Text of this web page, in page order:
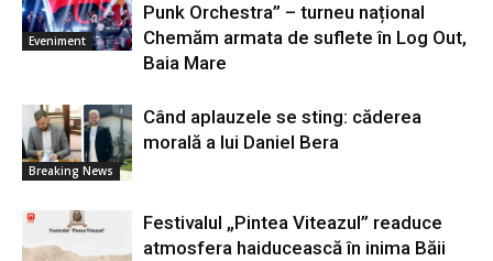
Eveniment
Punk Orchestra” – turneu național
Chemăm armata de suflete în Log Out,
Baia Mare
Breaking News
Când aplauzele se sting: căderea
morală a lui Daniel Bera
Festivalul „Pintea Viteazul” readuce
atmosfera haiducească în inima Băii